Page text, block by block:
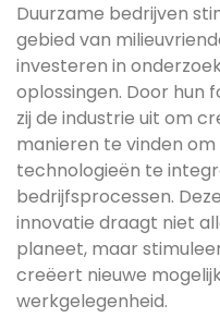
Duurzame bedrijven
gebied van
investeren in
oplossingen. Door hun
zij de industrie uit om
manieren te vinden
technologieën te
bedrijfsprocessen.
innovatie draagt niet
planeet, maar
creëert nieuwe
werkgelegenheid.